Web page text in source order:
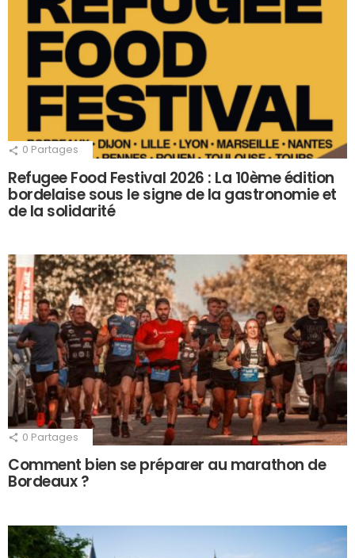
0 Partages
Refugee Food Festival 2026 : La 10ème édition
bordelaise sous le signe de la gastronomie et
de la solidarité
0 Partages
Comment bien se préparer au marathon de
Bordeaux ?